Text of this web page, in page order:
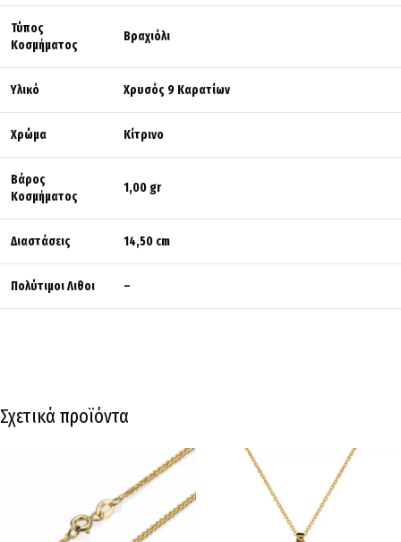
Τύπος
Κοσμήματος
Βραχιόλι
Υλικό Χρυσός 9 Καρατίων
Χρώμα Κίτρινο
Βάρος
Κοσμήματος
1,00 gr
Διαστάσεις 14,50 cm
Πολύτιμοι Λιθοι –
Σχετικά προϊόντα